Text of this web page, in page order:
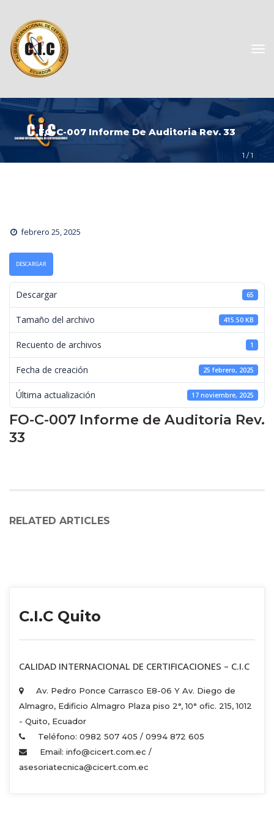
1 / 1
FO-C-007 Informe De Auditoria Rev. 33
febrero 25, 2025
DESCARGAR
Descargar 65
Tamaño del archivo 415.50 KB
Recuento de archivos 1
Fecha de creación 25 febrero, 2025
Última actualización 17 noviembre, 2025
FO-C-007 Informe de Auditoria Rev.
33
RELATED ARTICLES
C.I.C Quito
CALIDAD INTERNACIONAL DE CERTIFICACIONES – C.I.C
Av. Pedro Ponce Carrasco E8-06 Y Av. Diego de
Almagro, Edificio Almagro Plaza piso 2°, 10° ofic. 215, 1012
- Quito, Ecuador
Teléfono: 0982 507 405 / 0994 872 605
Email: info@cicert.com.ec /
asesoriatecnica@cicert.com.ec